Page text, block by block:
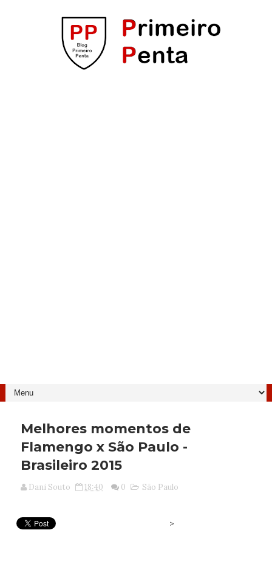
Melhores momentos de
Flamengo x São Paulo -
Brasileiro 2015
Dani Souto 18:40 0 São Paulo
>